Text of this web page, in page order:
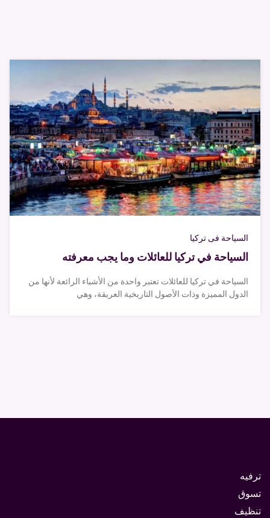
السياحة فى تركيا
السياحة في تركيا للعائلات وما يجب معرفته
السياحة في تركيا للعائلات تعتبر واحدة من الأشياء الرائعة لأنها من
الدول المميزة وذات الأصول التاريخية العريقة، وهي
ترفيه
تسوق
تنظيف